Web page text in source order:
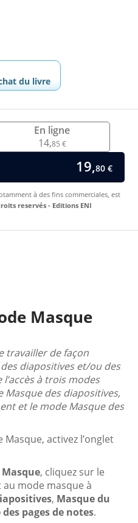
du livre
En ligne
14,85 €
19,80 €
à des fins commerciales, est
reservés - Editions ENI
Masque
travailler de façon
diapositives et/ou des
à trois modes
des diapositives,
et le mode Masque des
activez l’onglet
, cliquez sur le
mode masque à
, Masque du
pages de notes.